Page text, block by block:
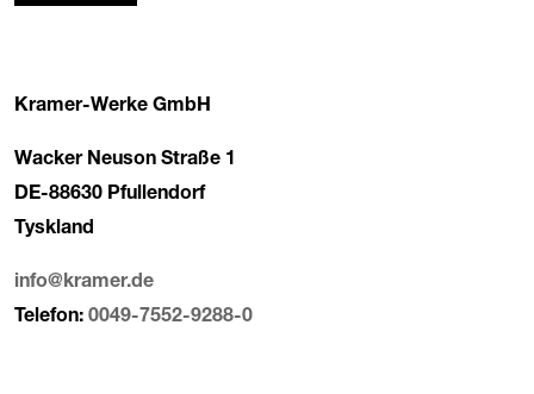
Kramer-Werke GmbH
Wacker Neuson Straße 1
DE-88630 Pfullendorf
Tyskland
info@kramer.de
Telefon: 0049-7552-9288-0